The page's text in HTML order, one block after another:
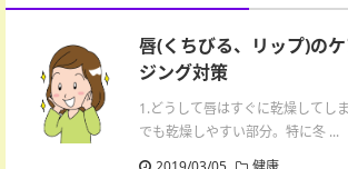
唇(くちびる、リップ)の
ジング対策
1.どうして唇はすぐに乾燥してし
でも乾燥しやすい部分。特に冬 ...